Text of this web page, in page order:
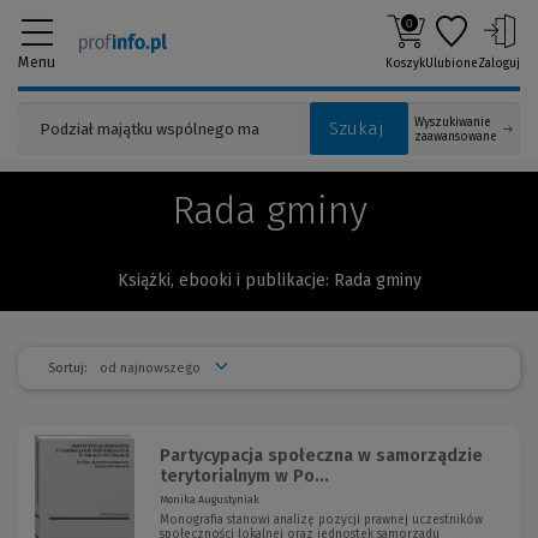
Menu
Szukaj
Wyszukiwanie
zaawansowane
0
KoszykUlubioneZaloguj
Rada gminy
Książki, ebooki i publikacje: Rada gminy
Sortuj:
Partycypacja społeczna w samorządzie
terytorialnym w Po...
Monika Augustyniak
Monografia stanowi analizę pozycji prawnej uczestników
społeczności lokalnej oraz jednostek samorządu